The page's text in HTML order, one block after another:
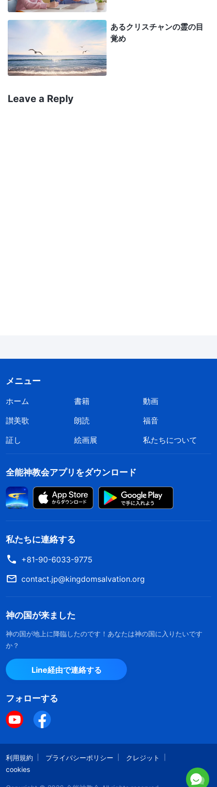
注目を集め、努力し、精力を費やすのは、ひとえに
自分の虚栄心、名声、地位、利益、そして名誉のた
めなのです。そうした人の行為や意図は、誰が見て
も明らかです。つまり彼らは、栄誉を得る機会や恵
みを授かる機会があれば必ず現れます。しかし、栄
ぐ、亀が首を引っ込めるように視界から消えます。
苦労はすべて無駄だったと思い、不満や文句を言い
たくなった。そして練習が嫌になった。カメラに映
ごまかした。それを思うと、罪の意識を感じまし
た。合唱作品の撮影は神を証しするため。参加でき
たのは神の称揚。本分をしっかり尽くすために、全
力で取り組むべきでした。なのに、地位や名声への
願望のせいで軽率で消極的になり、怠けてしまっ
た。良心も理知もなかった。利己的で卑劣な人間で
した。神は人の心を吟味されます。私の態度を、神
が嫌悪しないわけがありません。後悔と罪の意識で
いました。この撮影での演技を後悔していますが、
もう埋め合わせはできません。今後は真理を求め、
地位や名声のことは考えません。自分の本分をしっ
かり尽くしたいのです」。
当時は、後悔するより他にないと思ってた。で
も驚いたことに、追加の撮影が必要になったの。そ
れを聞いて、あらゆる感情が湧き上がったわ。悔い
改めるチャンスだと思って、本分をきちんと尽くし
て神に満足いただこうと決意したの。練習に全力を
注いでいると、やがて表情や動作がよくなりまし
た。撮影はもうすぐでしたが、ある事情で延期にな
りました。監督から練習を続けるよう言われて、最
初は毎日熱心に取り組めていたけど、やがてこう思
った。「いつ撮影があるのか、どれだけ練習が続く
あるクリスチャンの霊の目
覚め
Leave a Reply
メニュー
ホーム 書籍
動画
讃美歌
朗読
福音
証し
絵画展 私たちについて
全能神教会アプリをダウンロード
私たちに連絡する
+81-90-6033-9775
contact.jp@kingdomsalvation.org
神の国が来ました
神の国が地上に降臨したのです！あなたは神の国に入りたいです
か？
Line経由で連絡する
フォローする
利用規約 プライバシーポリシー
クレジット
cookies